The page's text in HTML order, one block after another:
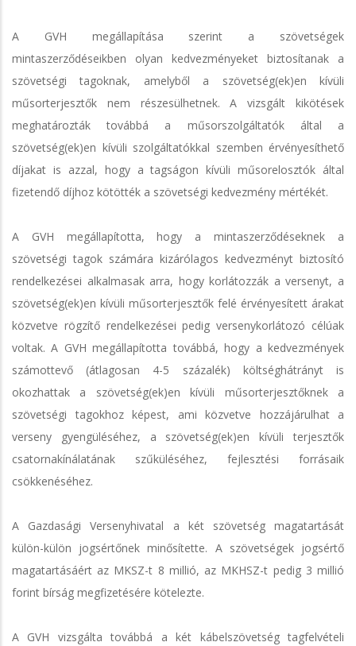
A GVH megállapítása szerint a szövetségek
mintaszerződéseikben olyan kedvezményeket biztosítanak a
szövetségi tagoknak, amelyből a szövetség(ek)en kívüli
műsorterjesztők nem részesülhetnek. A vizsgált kikötések
meghatározták továbbá a műsorszolgáltatók által a
szövetség(ek)en kívüli szolgáltatókkal szemben érvényesíthető
díjakat is azzal, hogy a tagságon kívüli műsorelosztók által
fizetendő díjhoz kötötték a szövetségi kedvezmény mértékét.
A GVH megállapította, hogy a mintaszerződéseknek a
szövetségi tagok számára kizárólagos kedvezményt biztosító
rendelkezései alkalmasak arra, hogy korlátozzák a versenyt, a
szövetség(ek)en kívüli műsorterjesztők felé érvényesített árakat
közvetve rögzítő rendelkezései pedig versenykorlátozó célúak
voltak. A GVH megállapította továbbá, hogy a kedvezmények
számottevő (átlagosan 4-5 százalék) költséghátrányt is
okozhattak a szövetség(ek)en kívüli műsorterjesztőknek a
szövetségi tagokhoz képest, ami közvetve hozzájárulhat a
verseny gyengüléséhez, a szövetség(ek)en kívüli terjesztők
csatornakínálatának szűküléséhez, fejlesztési forrásaik
csökkenéséhez.
A Gazdasági Versenyhivatal a két szövetség magatartását
külön-külön jogsértőnek minősítette. A szövetségek jogsértő
magatartásáért az MKSZ-t 8 millió, az MKHSZ-t pedig 3 millió
forint bírság megfizetésére kötelezte.
A GVH vizsgálta továbbá a két kábelszövetség tagfelvételi